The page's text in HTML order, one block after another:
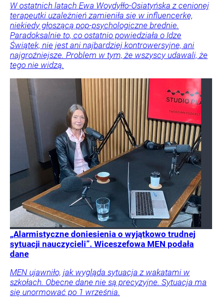
W ostatnich latach Ewa Woydyłło-Osiatyńska z cenionej
terapeutki uzależnień zamieniła się w influencerkę,
niekiedy głoszącą pop-psychologiczne brednie.
Paradoksalnie to, co ostatnio powiedziała o Idze
Świątek, nie jest ani najbardziej kontrowersyjne, ani
najgroźniejsze. Problem w tym, że wszyscy udawali, że
tego nie widzą.
„Alarmistyczne doniesienia o wyjątkowo trudnej
sytuacji nauczycieli”. Wiceszefowa MEN podała
dane
MEN ujawniło, jak wygląda sytuacja z wakatami w
szkołach. Obecne dane nie są precyzyjne. Sytuacja ma
się unormować po 1 września.